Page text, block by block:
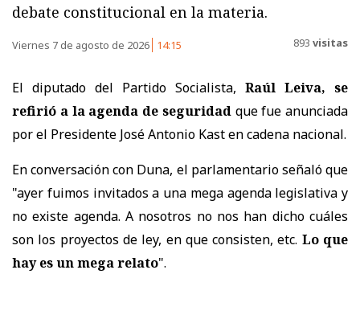
debate constitucional en la materia.
Viernes 7 de agosto de 2026 14:15 893 visitas
El diputado del Partido Socialista, Raúl Leiva, se
refirió a la agenda de seguridadque fue anunciada
por el Presidente José Antonio Kast en cadena nacional.
En conversación con Duna, el parlamentario señaló que
"ayer fuimos invitados a una mega agenda legislativa y
no existe agenda. A nosotros no nos han dicho cuáles
son los proyectos de ley, en que consisten, etc. Lo que
hay es un mega relato".